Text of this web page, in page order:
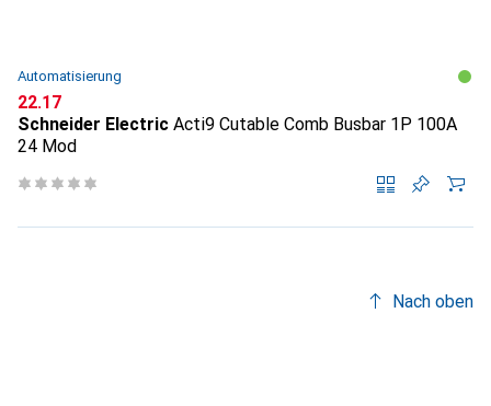
Automatisierung
CHF
22.17
Schneider Electric Acti9 Cutable Comb Busbar 1P 100A
24 Mod
Nach oben